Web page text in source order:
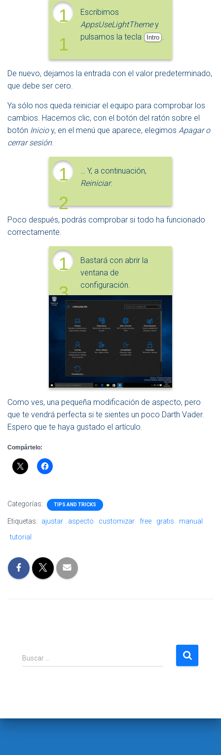
1
1
Escribimos
AppsUseLightThemey
pulsamos la tecla
Intro .
De nuevo, dejamos la entrada con el valor predeterminado,
que debe ser cero.
Ya sólo nos queda reiniciar el equipo para comprobar los
cambios. Hacemos clic, con el botón del ratón sobre el
botón Inicioy, en el menú que aparece, elegimos Apagar o
cerrar sesión.
1
2
… Y, a continuación,
Reiniciar.
Poco después, podrás comprobar si todo ha funcionado
correctamente.
1
3
Bastará con abrir la
ventana de
configuración.
Como ves, una pequeña modificación de aspecto, pero
que te vendrá perfecta si te sientes un poco Darth Vader.
Espero que te haya gustado el artículo.
Compártelo:
Categorías: TIPS AND TRICKS
Etiquetas: ajustar aspecto customizar free gratis
manual
tutorial
B
u
:
Buscar …